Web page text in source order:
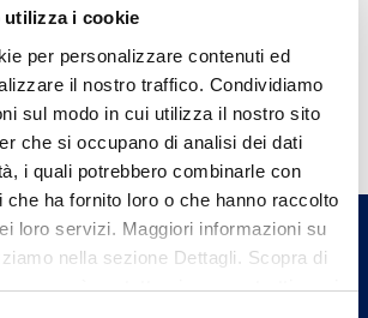
i cookie
per personalizzare contenuti ed
il nostro traffico. Condividiamo
sul modo in cui utilizza il nostro sito
che si occupano di analisi dei dati
i quali potrebbero combinarle con
che ha fornito loro o che hanno raccolto
loro servizi. Maggiori informazioni su
nella sezione Dettagli. Scopra di
può contattarci e come trattiamo i
di
più vicina a te e parla con